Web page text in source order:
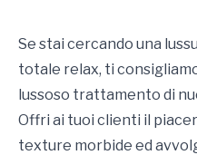
Se stai cercando una
totale relax, ti
lussoso trattamento di
Offri ai tuoi clienti il
texture morbide ed